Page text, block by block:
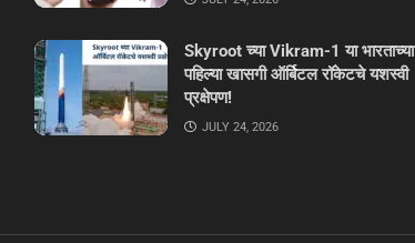
Skyroot च्या Vikram-1 या भारताच्या
पहिल्या खासगी ऑर्बिटल रॉकेटचे यशस्वी
प्रक्षेपण!
JULY 24, 2026